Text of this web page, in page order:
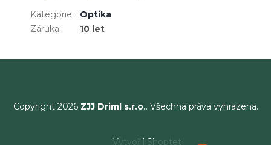
Kategorie:
Optika
Záruka: 10 let
Copyright 2026 ZJJ Driml s.r.o.. Všechna práva vyhrazena.
Vytvořil Shoptet